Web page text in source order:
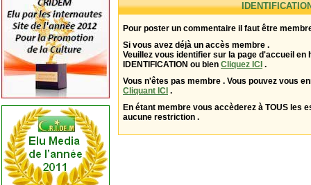
Pour poster un commentaire il faut être
Si vous avez déjà un accès membre .
Veuillez vous identifier sur la page d'accueil en
IDENTIFICATION ou bien Cliquez ICI .
Vous n'êtes pas membre . Vous pouvez vous
Cliquant ICI .
En étant membre vous accèderez à TOUS les
aucune restriction .